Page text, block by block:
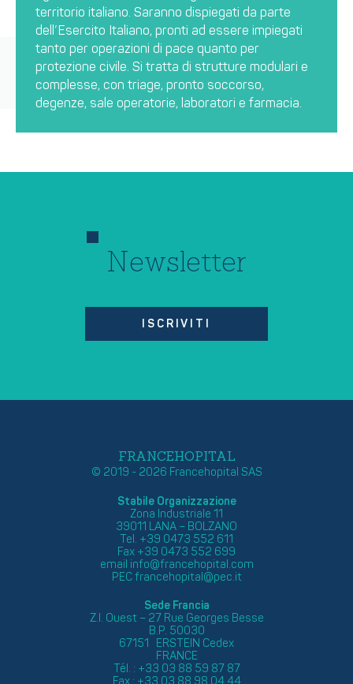
territorio italiano. Saranno dispiegati da parte
dell’Esercito Italiano, pronti ad essere impiegati
tanto per operazioni di pace quanto per
protezione civile. Si tratta di strutture modulari e
complesse, con triage, pronto soccorso,
degenze, sale operatorie, laboratori e farmacia.
Newsletter
ISCRIVITI
FRANCEHOPITAL
© 2019 - 2026 Francehopital SAS
Stabile Organizzazione
Zona Industriale 11
39011 LANA – BOLZANO
Tel. +39 0473 552 611
Fax +39 0473 552 699
email info@francehopital.com
PECfrancehopital@pec.it
Sede Francia
Z.I. Ouest – 27 Rue Georges Besse
B.P. 50030
67151 ERSTEIN Cedex
FRANCE
Tél. : +33 03 88 59 87 87
Fax : +33 03 88 98 04 44